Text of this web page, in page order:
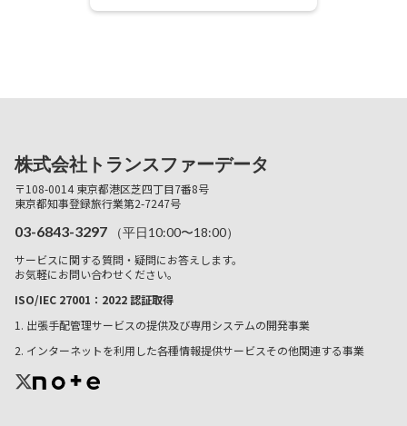
株式会社トランスファーデータ
〒108-0014 東京都港区芝四丁目7番8号
東京都知事登録旅行業第2-7247号
03-6843-3297
（平日10:00〜18:00）
サービスに関する質問・疑問にお答えします。
お気軽にお問い合わせください。
ISO/IEC 27001：2022 認証取得
1. 出張手配管理サービスの提供及び専用システムの開発事業
2. インターネットを利用した各種情報提供サービスその他関連する事業